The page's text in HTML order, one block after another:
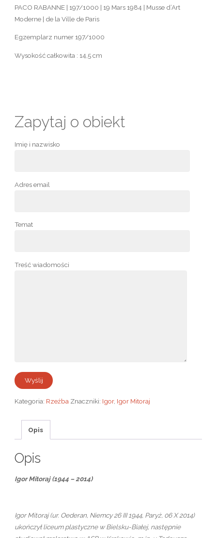
PACO RABANNE | 197/1000 | 19 Mars 1984 | Musse d’Art
Moderne | de la Ville de Paris
Egzemplarz numer 197/1000
Wysokość całkowita : 14,5 cm
Zapytaj o obiekt
Imię i nazwisko
Adres email
Temat
Treść wiadomości
Kategoria: Rzeźba Znaczniki: Igor, Igor Mitoraj
Opis
Opis
Igor Mitoraj (1944 – 2014)
Igor Mitoraj (ur. Oederan, Niemcy 26 III 1944, Paryż, 06 X 2014)
ukończył liceum plastyczne w Bielsku-Białej, następnie